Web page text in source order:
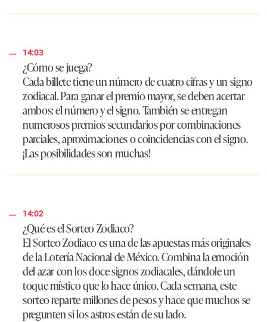
14:03
¿Cómo se juega?
Cada billete tiene un número de cuatro cifras y un signo
zodiacal. Para ganar el premio mayor, se deben acertar
ambos: el número y el signo. También se entregan
numerosos premios secundarios por combinaciones
parciales, aproximaciones o coincidencias con el signo.
¡Las posibilidades son muchas!
14:02
¿Qué es el Sorteo Zodiaco?
El Sorteo Zodiaco es una de las apuestas más originales
de la Lotería Nacional de México. Combina la emoción
del azar con los doce signos zodiacales, dándole un
toque místico que lo hace único. Cada semana, este
sorteo reparte millones de pesos y hace que muchos se
pregunten si los astros están de su lado.